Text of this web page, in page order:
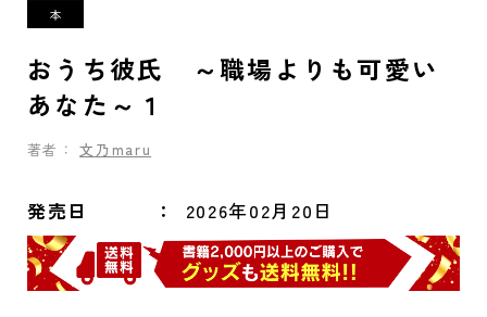
おうち彼氏 ～職場よりも可愛い
あなた～１
著者： 文乃maru
発売日 2026年02月20日